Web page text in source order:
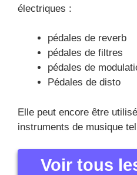
électriques :
pédales de reverb
pédales de filtres
pédales de
Pédales de disto
Elle peut encore être
instruments de musique
Voir tous